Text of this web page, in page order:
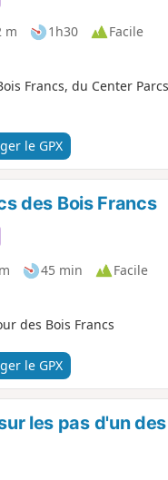
m 1h30
Facile
Francs, du Center
le GPX
des Bois Francs
45 min
Facile
des Bois Francs
le GPX
les pas d'un